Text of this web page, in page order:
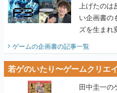
上げたのは
い企画書の
ズを生まれ
ビュー】
ゲームの企画書の記事一覧
若ゲのいたり〜ゲームクリエ
田中圭一の